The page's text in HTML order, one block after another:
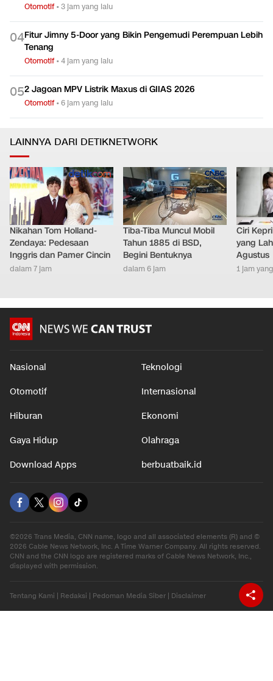
Otomotif•3 jam yang lalu
04Fitur Jimny 5-Door yang Bikin Pengemudi Perempuan Lebih
Tenang
Otomotif•4 jam yang lalu
052 Jagoan MPV Listrik Maxus di GIIAS 2026
Otomotif•6 jam yang lalu
LAINNYA DARI DETIKNETWORK
Nikahan Tom Holland-
Zendaya: Pedesaan
Inggris dan Pamer Cincin
dalam 7 jam
Tiba-Tiba Muncul Mobil
Tahun 1885 di BSD,
Begini Bentuknya
dalam 6 jam
Ciri
yang
Agustus
1 jam
Nasional Teknologi
Otomotif Internasional
Hiburan Ekonomi
Gaya Hidup Olahraga
Download Apps berbuatbaik.id
©2026 Trans Media, CNN name, logo and all associated elements (R) and ©
2026 Cable News Network, Inc. A Time Warner Company. All rights reserved.
CNN and the CNN logo are registered marks of Cable News Network, Inc.,
displayed with permission.
Tentang Kami Redaksi Pedoman Media Siber Disclaimer